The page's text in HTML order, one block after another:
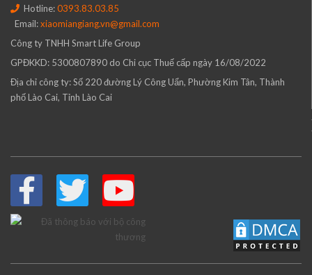
Hotline:0393.83.03.85
Email:xiaomiangiang.vn@gmail.com
Công ty TNHH Smart Life Group
GPĐKKD: 5300807890 do Chi cục Thuế cấp ngày 16/08/2022
Địa chỉ công ty: Số 220 đường Lý Công Uẩn, Phường Kim Tân, Thành
phố Lào Cai, Tỉnh Lào Cai